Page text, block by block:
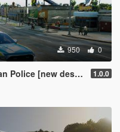
950 0
[new design] 1.0.0